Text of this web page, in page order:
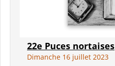
22e Puces nortaises
Dimanche 16 juillet 2023